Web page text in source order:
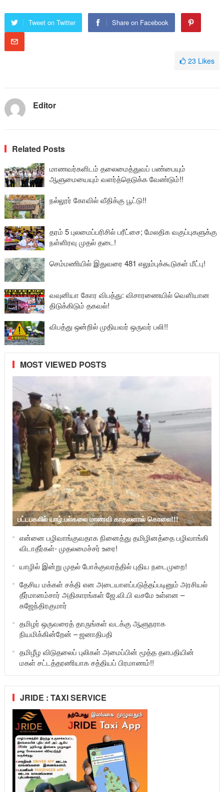
Tweet on Twitter Share on Facebook
23 Likes
Editor
Related Posts
மாணவர்களிடம் தலைமைத்துவப் பண்பையும்
ஆளுமையையும் வளர்த்தெடுக்க வேண்டும்!!
நல்லூர் கோவில் வீதிக்கு பூட்டு!!
தரம் 5 புலமைப்பரிசில் பரீட்சை; மேலதிக வகுப்புகளுக்கு
நள்ளிரவு முதல் தடை!
செம்மணியில் இதுவரை 481 எலும்புக்கூடுகள் மீட்பு!
வவுனியா கோர விபத்து: விசாரணையில் வௌியான
திடுக்கிடும் தகவல்!
விபத்து ஒன்றில் முதியவர் ஒருவர் பலி!!
MOST VIEWED POSTS
பட்டபகலில் யாழ்.பல்கலை மாணவி காதலனால் கொலை!!!
என்னை பழிவாங்குவதாக நினைத்து தமிழினத்தை பழிவாங்கி
விடாதீர்கள்- முதலமைச்சர் உரை!
யாழில் இன்று முதல் போக்குவரத்தில் புதிய நடைமுறை!
தேசிய மக்கள் சக்தி என அடையாளப்படுத்தப்படினும் அரசியல்
தீர்மானம்சார் அதிகாரங்கள் ஜே.வி.பி வசமே உள்ளன –
கஜேந்திரகுமார்
தமிழர் ஒருவரைத் தாருங்கள் வடக்கு ஆளுநராக
நியமிக்கின்றேன் – ஜனாதிபதி
தமிழீழ விடுதலைப் புலிகள் அமைப்பின் மூத்த தளபதியின்
மகள் சட்டத்தரணியாக சத்தியப் பிரமாணம்!!
JRIDE : TAXI SERVICE